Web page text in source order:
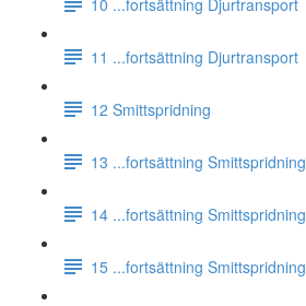
11 ...fortsättning Djurtransport
12 Smittspridning
13 ...fortsättning Smittspridning
14 ...fortsättning Smittspridning
15 ...fortsättning Smittspridning